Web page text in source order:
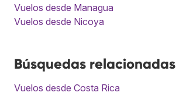
Vuelos desde Managua
Vuelos desde Nicoya
Búsquedas relacionadas
Vuelos desde Costa Rica